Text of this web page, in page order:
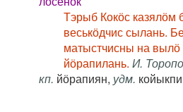
Тэрыб Кокӧс
веськӧдчис сылань.
матыстчисны на вылӧ
йӧрапилань. И.
кп. йӧрапиян, удм. койыкпи